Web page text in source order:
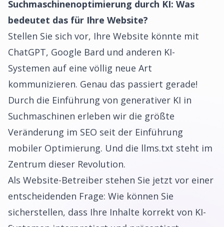
Suchmaschinenoptimierung durch KI: Was
bedeutet das für Ihre Website?
Stellen Sie sich vor, Ihre Website könnte mit
ChatGPT, Google Bard und anderen KI-
Systemen auf eine völlig neue Art
kommunizieren. Genau das passiert gerade!
Durch die Einführung von generativer KI in
Suchmaschinen erleben wir die größte
Veränderung im SEO seit der Einführung
mobiler Optimierung. Und die llms.txt steht im
Zentrum dieser Revolution.
Als Website-Betreiber stehen Sie jetzt vor einer
entscheidenden Frage: Wie können Sie
sicherstellen, dass Ihre Inhalte korrekt von KI-